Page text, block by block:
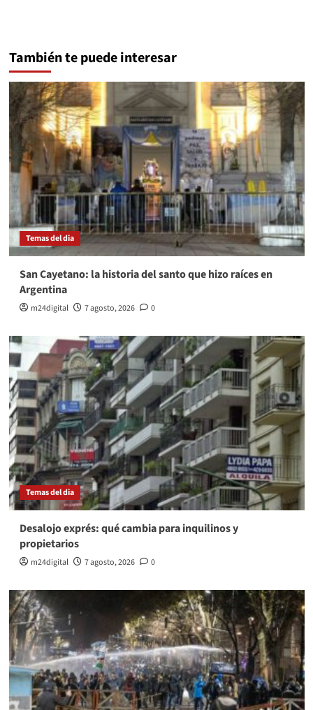
También te puede interesar
Temas del dia
San Cayetano: la historia del santo que hizo raíces en
Argentina
m24digital 7 agosto, 2026 0
Temas del dia
Desalojo exprés: qué cambia para inquilinos y
propietarios
m24digital 7 agosto, 2026 0